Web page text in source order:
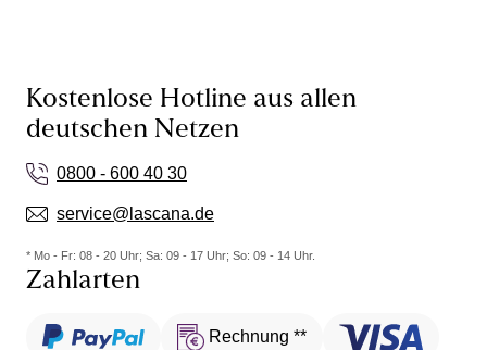
Kostenlose Hotline aus allen
deutschen Netzen
0800 - 600 40 30
service@lascana.de
* Mo - Fr: 08 - 20 Uhr; Sa: 09 - 17 Uhr; So: 09 - 14 Uhr.
Zahlarten
Rechnung **